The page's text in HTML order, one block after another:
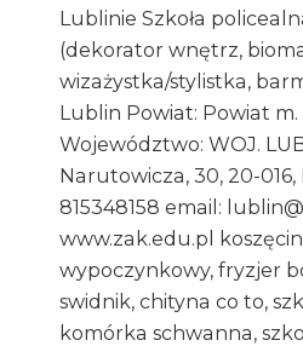
Lublinie Szkoła
(dekorator wnętrz,
wizażystka/stylistka,
Lublin Powiat: Powiat
Województwo: WOJ.
Narutowicza, 30, 20-
815348158 email:
www.zak.edu.pl
wypoczynkowy, fryzjer
swidnik, chityna co to,
komórka schwanna,